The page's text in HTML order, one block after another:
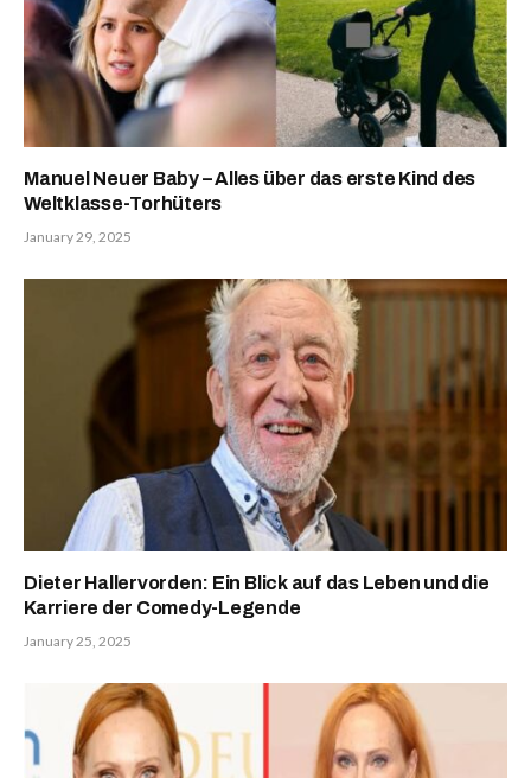
Manuel Neuer Baby – Alles über das erste Kind des
Weltklasse-Torhüters
January 29, 2025
Dieter Hallervorden: Ein Blick auf das Leben und die
Karriere der Comedy-Legende
January 25, 2025